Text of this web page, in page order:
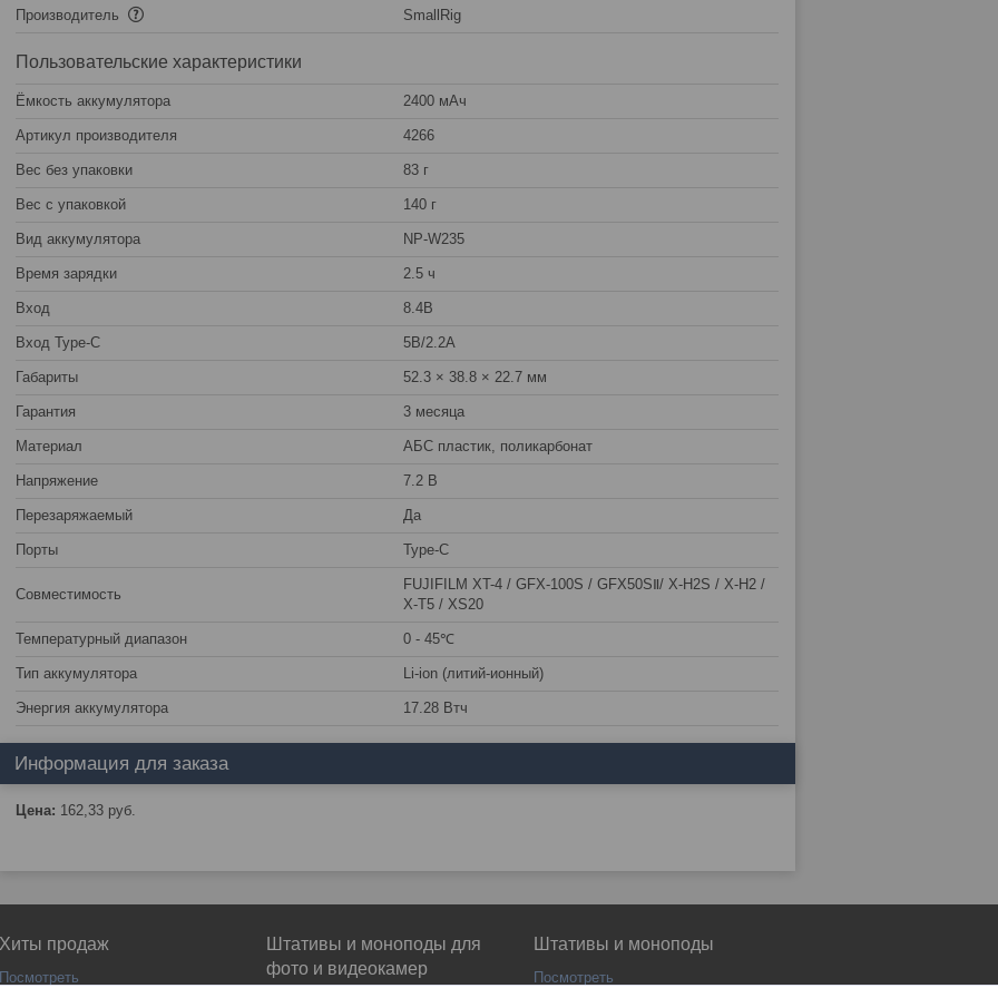
Производитель SmallRig
Пользовательские характеристики
Ёмкость аккумулятора 2400 мАч
Артикул производителя 4266
Вес без упаковки 83 г
Вес с упаковкой 140 г
Вид аккумулятора NP-W235
Время зарядки 2.5 ч
Вход 8.4В
Вход Type-C 5В/2.2A
Габариты 52.3 × 38.8 × 22.7 мм
Гарантия 3 месяца
Материал АБС пластик, поликарбонат
Напряжение 7.2 В
Перезаряжаемый Да
Порты Type-C
Совместимость
FUJIFILM XT-4 / GFX-100S / GFX50SⅡ/ X-H2S / X-H2 /
X-T5 / XS20
Температурный диапазон 0 - 45℃
Тип аккумулятора Li-ion (литий-ионный)
Энергия аккумулятора 17.28 Втч
Информация для заказа
Цена: 162,33 руб.
Хиты продаж
Посмотреть
Штативы и моноподы для
фото и видеокамер
Штативы и моноподы
Посмотреть